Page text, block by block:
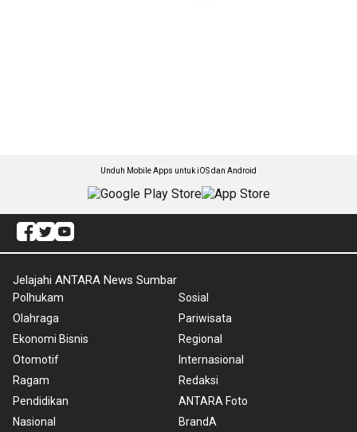
Unduh Mobile Apps untuk iOS dan Android
Jelajahi ANTARA News Sumbar
Polhukam
Olahraga
Ekonomi Bisnis
Otomotif
Ragam
Pendidikan
Nasional
Sosial
Pariwisata
Regional
Internasional
Redaksi
ANTARA Foto
BrandA